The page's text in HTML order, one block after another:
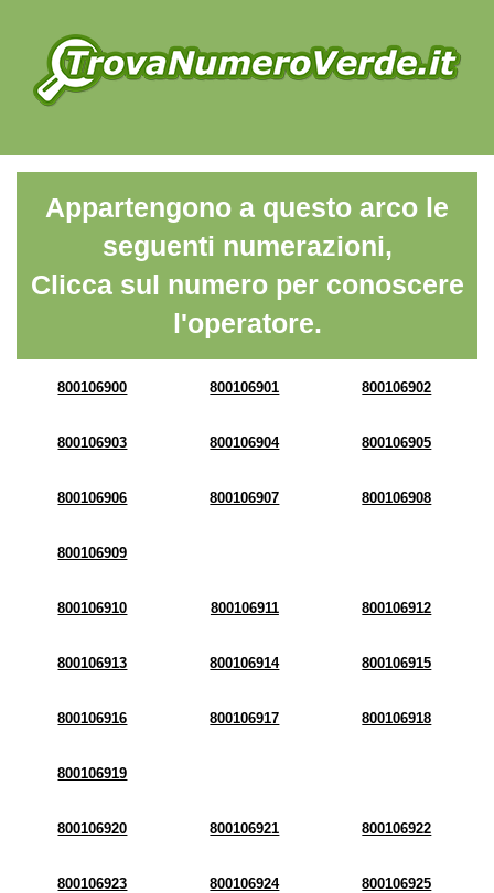
Appartengono a questo arco le
seguenti numerazioni,
Clicca sul numero per conoscere
l'operatore.
800106900 800106901 800106902
800106903 800106904 800106905
800106906 800106907 800106908
800106909
800106910 800106911 800106912
800106913 800106914 800106915
800106916 800106917 800106918
800106919
800106920 800106921 800106922
800106923 800106924 800106925